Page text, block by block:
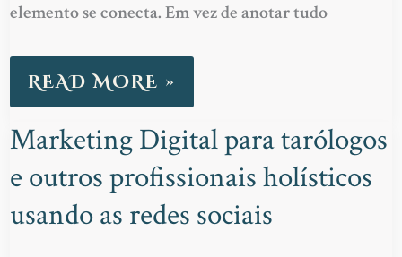
elemento se conecta. Em vez de anotar tudo
COM
CLAREZA
AUTONOMIA!
READ MORE »
Marketing Digital para tarólogos
e outros profissionais holísticos
usando as redes sociais
MARKETING
DIGITAL
PARA